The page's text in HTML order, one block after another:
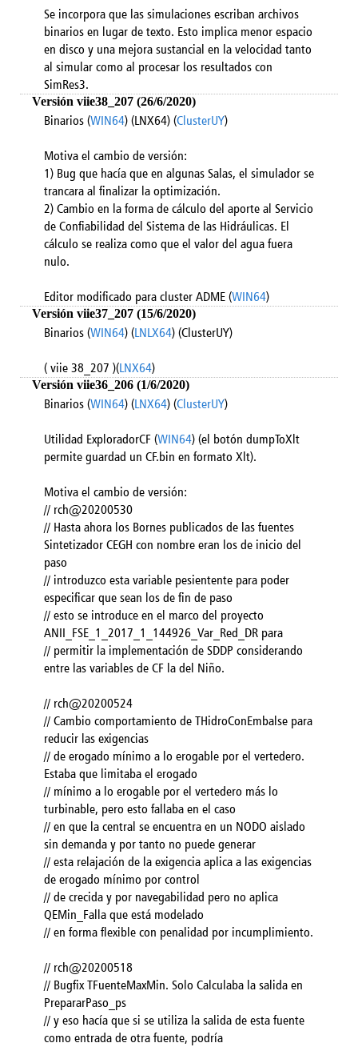
Se incorpora que las simulaciones escriban archivos
binarios en lugar de texto. Esto implica menor espacio
en disco y una mejora sustancial en la velocidad tanto
al simular como al procesar los resultados con
SimRes3.
Versión viie38_207 (26/6/2020)
Binarios (WIN64) (LNX64) (ClusterUY)
Motiva el cambio de versión:
1) Bug que hacía que en algunas Salas, el simulador se
trancara al finalizar la optimización.
2) Cambio en la forma de cálculo del aporte al Servicio
de Confiabilidad del Sistema de las Hidráulicas. El
cálculo se realiza como que el valor del agua fuera
nulo.
Editor modificado para cluster ADME (WIN64)
Versión viie37_207 (15/6/2020)
Binarios (WIN64) (LNLX64) (ClusterUY)
( viie 38_207 )(LNX64)
Versión viie36_206 (1/6/2020)
Binarios (WIN64) (LNX64) (ClusterUY)
Utilidad ExploradorCF (WIN64) (el botón dumpToXlt
permite guardad un CF.bin en formato Xlt).
Motiva el cambio de versión:
// rch@20200530
// Hasta ahora los Bornes publicados de las fuentes
Sintetizador CEGH con nombre eran los de inicio del
paso
// introduzco esta variable pesientente para poder
especificar que sean los de fin de paso
// esto se introduce en el marco del proyecto
ANII_FSE_1_2017_1_144926_Var_Red_DR para
// permitir la implementación de SDDP considerando
entre las variables de CF la del Niño.
// rch@20200524
// Cambio comportamiento de THidroConEmbalse para
reducir las exigencias
// de erogado mínimo a lo erogable por el vertedero.
Estaba que limitaba el erogado
// mínimo a lo erogable por el vertedero más lo
turbinable, pero esto fallaba en el caso
// en que la central se encuentra en un NODO aislado
sin demanda y por tanto no puede generar
// esta relajación de la exigencia aplica a las exigencias
de erogado mínimo por control
// de crecida y por navegabilidad pero no aplica
QEMin_Falla que está modelado
// en forma flexible con penalidad por incumplimiento.
// rch@20200518
// Bugfix TFuenteMaxMin. Solo Calculaba la salida en
PrepararPaso_ps
// y eso hacía que si se utiliza la salida de esta fuente
como entrada de otra fuente, podría